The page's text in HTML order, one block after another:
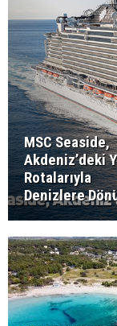
MSC Seaside,
Akdeniz’deki
Rotalarıyla
Denizlere